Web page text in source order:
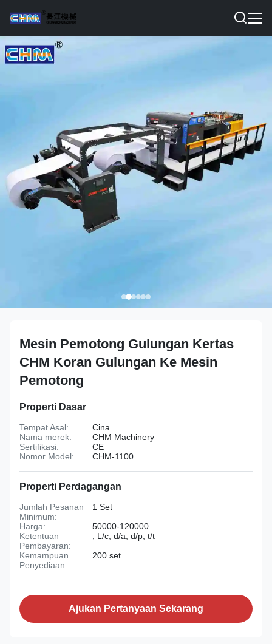
Mesin Pemotong Gulungan Kertas
CHM Koran Gulungan Ke Mesin
Pemotong
Properti Dasar
Tempat Asal:
Cina
Nama merek:
CHM Machinery
Sertifikasi:
CE
Nomor Model:
CHM-1100
Properti Perdagangan
Jumlah Pesanan
Minimum:
1 Set
Harga:
50000-120000
Ketentuan
Pembayaran:
, L/c, d/a, d/p, t/t
Kemampuan
Penyediaan:
200 set
Ajukan Pertanyaan Sekarang